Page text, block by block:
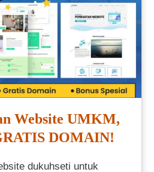
Website UMKM,
DOMAIN!
dukuhseti untuk